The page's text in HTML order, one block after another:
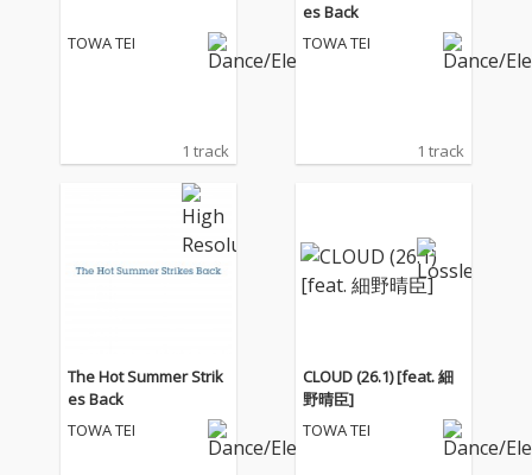
TOWA TEI
1 track
es Back
TOWA TEI
1 track
The Hot Summer Strik
es Back
TOWA TEI
CLOUD (26.1) [feat. 細
野晴臣]
TOWA TEI